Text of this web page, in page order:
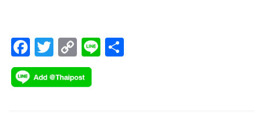
F
ac
e
T
wi
tt
C
o
p
Li